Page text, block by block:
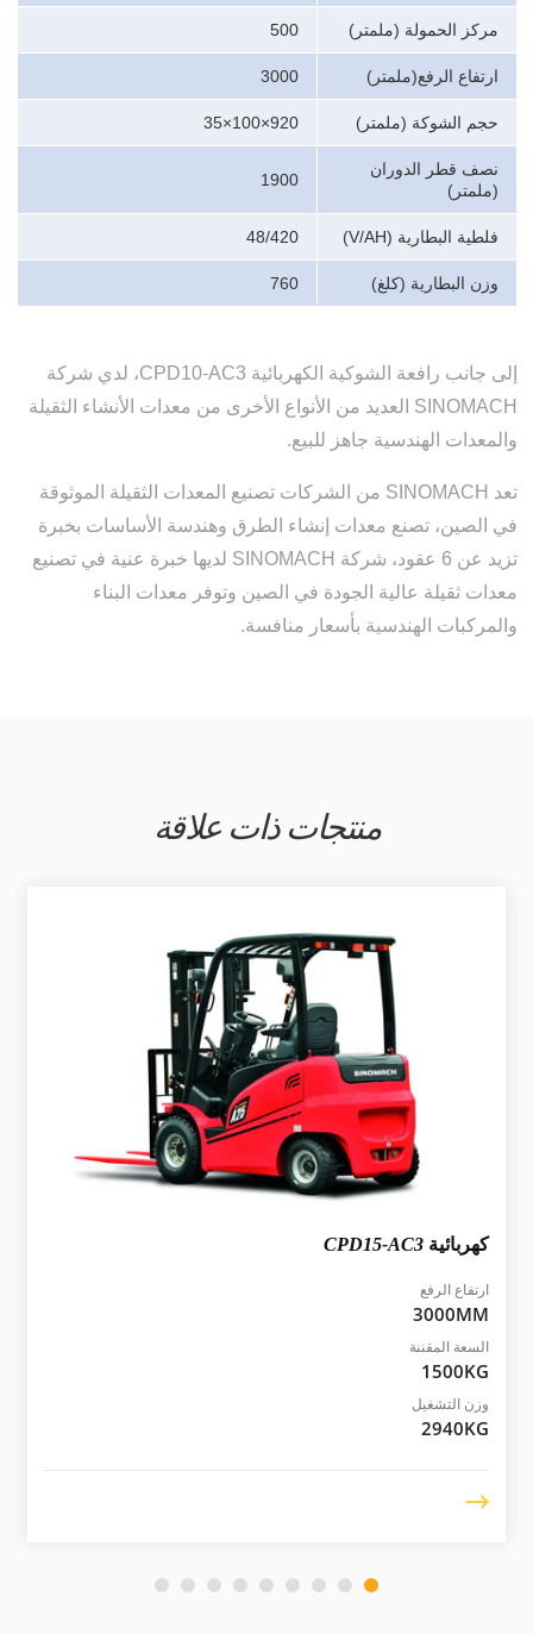
مركز الحمولة (ملمتر) 500
ارتفاع الرفع(ملمتر) 3000
حجم الشوكة (ملمتر) 920×100×35
نصف قطر الدوران
(ملمتر)
1900
فلطية البطارية (V/AH) 48/420
وزن البطارية (كلغ) 760
إلى جانب رافعة الشوكية الكهربائية CPD10-AC3، لدي شركة
SINOMACH العديد من الأنواع الأخرى من معدات الأنشاء الثقيلة
والمعدات الهندسية جاهز للبيع.
تعد SINOMACH من الشركات تصنيع المعدات الثقيلة الموثوقة
في الصين، تصنع معدات إنشاء الطرق وهندسة الأساسات بخبرة
تزيد عن 6 عقود، شركة SINOMACH لديها خبرة عنية في تصنيع
معدات ثقيلة عالية الجودة في الصين وتوفر معدات البناء
والمركبات الهندسية بأسعار منافسة.
منتجات ذات علاقة
كهربائيةCPD15-AC3
ارتفاع الرفع
3000MM
السعة المقننة
1500KG
وزن التشغيل
2940KG